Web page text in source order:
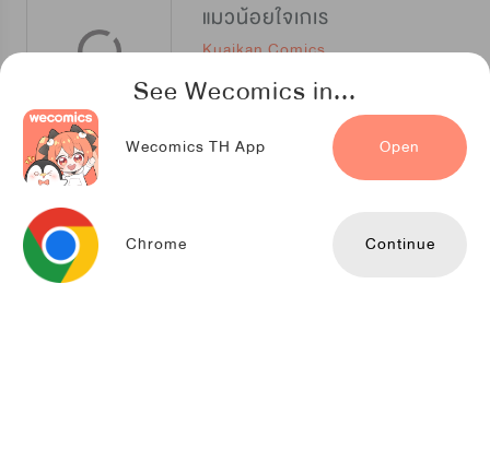
See Wecomics in...
Wecomics TH App Open
Chrome Continue
แมวน้อยใจเกเร
Kuaikan Comics
ลุ้นรัก นัก(เรียน)ปราบวิญญาณ [封灵特优生]